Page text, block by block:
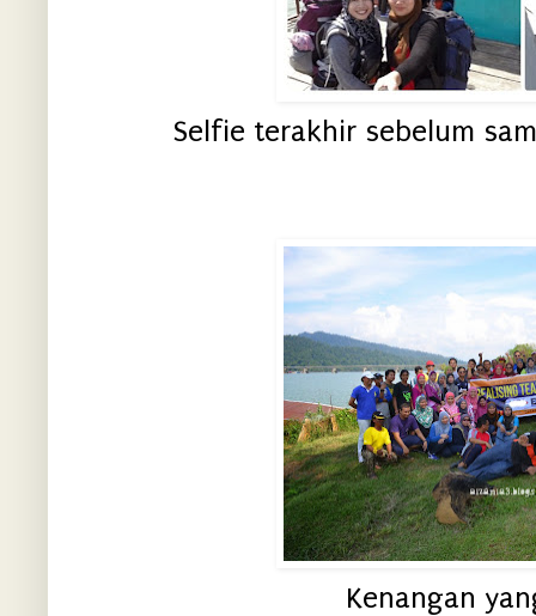
Selfie terakhir sebelum
Kenangan